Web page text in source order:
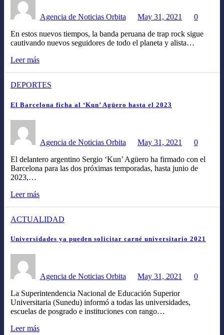
Agencia de Noticias Orbita May 31, 2021
0
En estos nuevos tiempos, la banda peruana de trap rock sigue
cautivando nuevos seguidores de todo el planeta y alista…
Leer más
DEPORTES
El Barcelona ficha al ‘Kun’ Agüero hasta el 2023
Agencia de Noticias Orbita May 31, 2021
0
El delantero argentino Sergio ‘Kun’ Agüero ha firmado con el
Barcelona para las dos próximas temporadas, hasta junio de
2023,…
Leer más
ACTUALIDAD
Universidades ya pueden solicitar carné universitario 2021
Agencia de Noticias Orbita May 31, 2021
0
La Superintendencia Nacional de Educación Superior
Universitaria (Sunedu) informó a todas las universidades,
escuelas de posgrado e instituciones con rango…
Leer más